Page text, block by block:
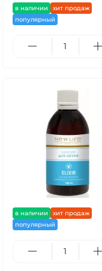
в наличии
хит продаж
популярный
в наличии
хит продаж
популярный